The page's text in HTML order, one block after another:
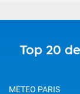
Top 20
METEO PARIS